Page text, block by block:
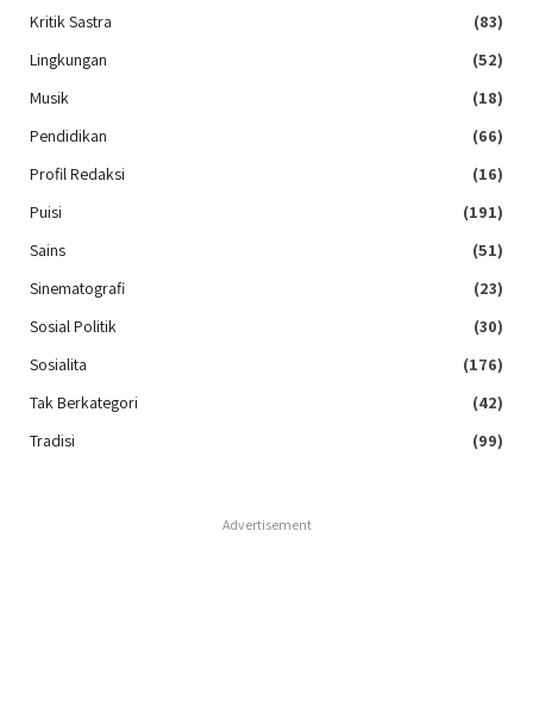
Kritik Sastra
(83)
Lingkungan
(52)
Musik
(18)
Pendidikan
(66)
Profil Redaksi
(16)
Puisi
(191)
Sains
(51)
Sinematografi
(23)
Sosial Politik
(30)
Sosialita
(176)
Tak Berkategori
(42)
Tradisi
(99)
Advertisement